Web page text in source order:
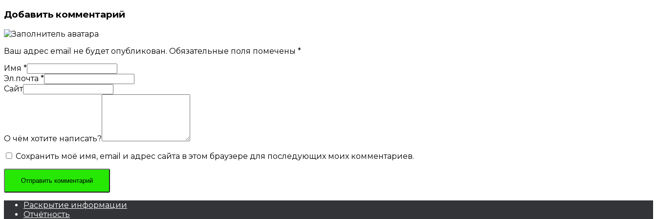
Добавить комментарий
Ваш адрес email не будет опубликован. Обязательные поля помечены *
Имя *
Эл.почта *
Сайт
О чём хотите написать?
Сохранить моё имя, email и адрес сайта в этом браузере для последующих моих комментариев.
Раскрытие информации
Отчётность